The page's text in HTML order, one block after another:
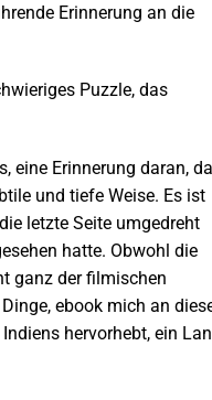
Erinnerung an die
Puzzle, das
eine Erinnerung daran,
und tiefe Weise. Es ist
letzte Seite umgedreht
hatte. Obwohl die
ganz der filmischen
ebook mich an
hervorhebt, ein